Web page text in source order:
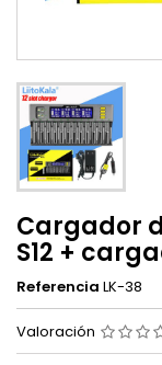
Cargador
S12 +
Referencia LK-38
Valoración